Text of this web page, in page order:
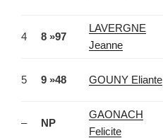
4 8 »97
LAVERGNE
Jeanne
5 9 »48 GOUNY Eliante
– NP
GAONACH
Felicite